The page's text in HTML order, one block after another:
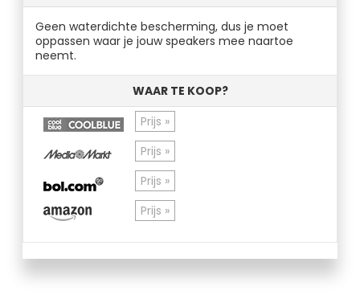
Geen waterdichte bescherming, dus je moet
oppassen waar je jouw speakers mee naartoe
neemt.
WAAR TE KOOP?
Prijs »
Prijs »
Prijs »
Prijs »